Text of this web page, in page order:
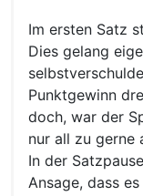
Im ersten Satz
Dies gelang
Punktgewinn
doch, war der
nur all zu gerne
In der
Ansage, dass